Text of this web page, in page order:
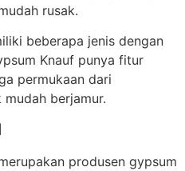
rusak.
beberapa jenis dengan
Knauf punya fitur
permukaan dari
berjamur.
produsen gypsum